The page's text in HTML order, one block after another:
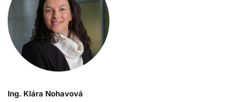
Ing. Klára Nohavová